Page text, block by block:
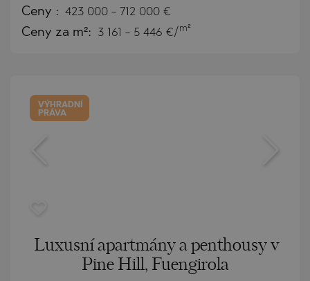
Ceny : 423 000 - 712 000 €
Ceny za m²: 3 161 - 5 446 €/ m²
VÝHRADNÍ
PRÁVA
Luxusní apartmány a penthousy v
Pine Hill, Fuengirola